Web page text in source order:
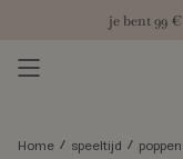
content
je bent99 €
Home / speeltijd /